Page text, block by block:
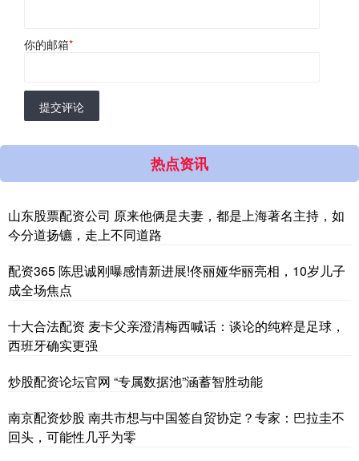
你的邮箱*
提交评论
热点资讯
山东股票配资公司 原来他俩是夫妻，都是上海著名主持，如
今分道扬镳，走上不同道路
配资365 陈思诚刚曝感情新进展!佟丽娅华丽亮相，10岁儿子
成全场焦点
十大合法配资 麦卡父亲澄清梅西喊话：谈论的纯粹是足球，
西班牙确实更强
炒股配资论坛官网 “专属数据池”涵蓄智胜动能
南京配资炒股 南共市想与中国签自贸协定？专家：巴拉圭不
回头，可能性几乎为零